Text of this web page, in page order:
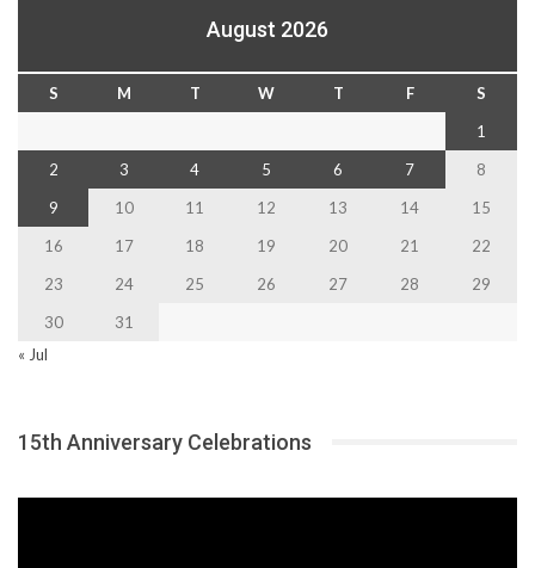
August 2026
S M T W T F
S
1
2
3 4 5 6 7
8
9
10 11 12 13 14
15
16
17 18 19 20 21
22
23
24 25 26 27 28
29
30
31
« Jul
15th Anniversary Celebrations